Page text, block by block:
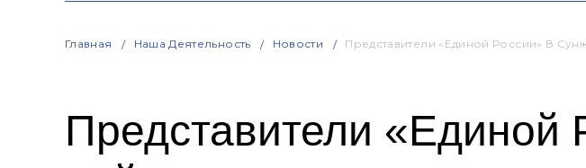
Главная Наша Деятельность Новости Представители «Единой России» В
Представители «Единой